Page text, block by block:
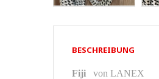
BESCHREIBUNG
Fiji von LANEX